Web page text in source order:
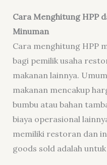
Cara Menghitung HPP
Minuman
Cara menghitung HPP
bagi pemilik usaha
makanan lainnya.
makanan mencakup
bumbu atau bahan
biaya operasional
memiliki restoran dan
goods sold adalah